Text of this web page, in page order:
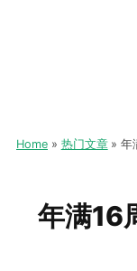
Home 热门文章 年
年满16